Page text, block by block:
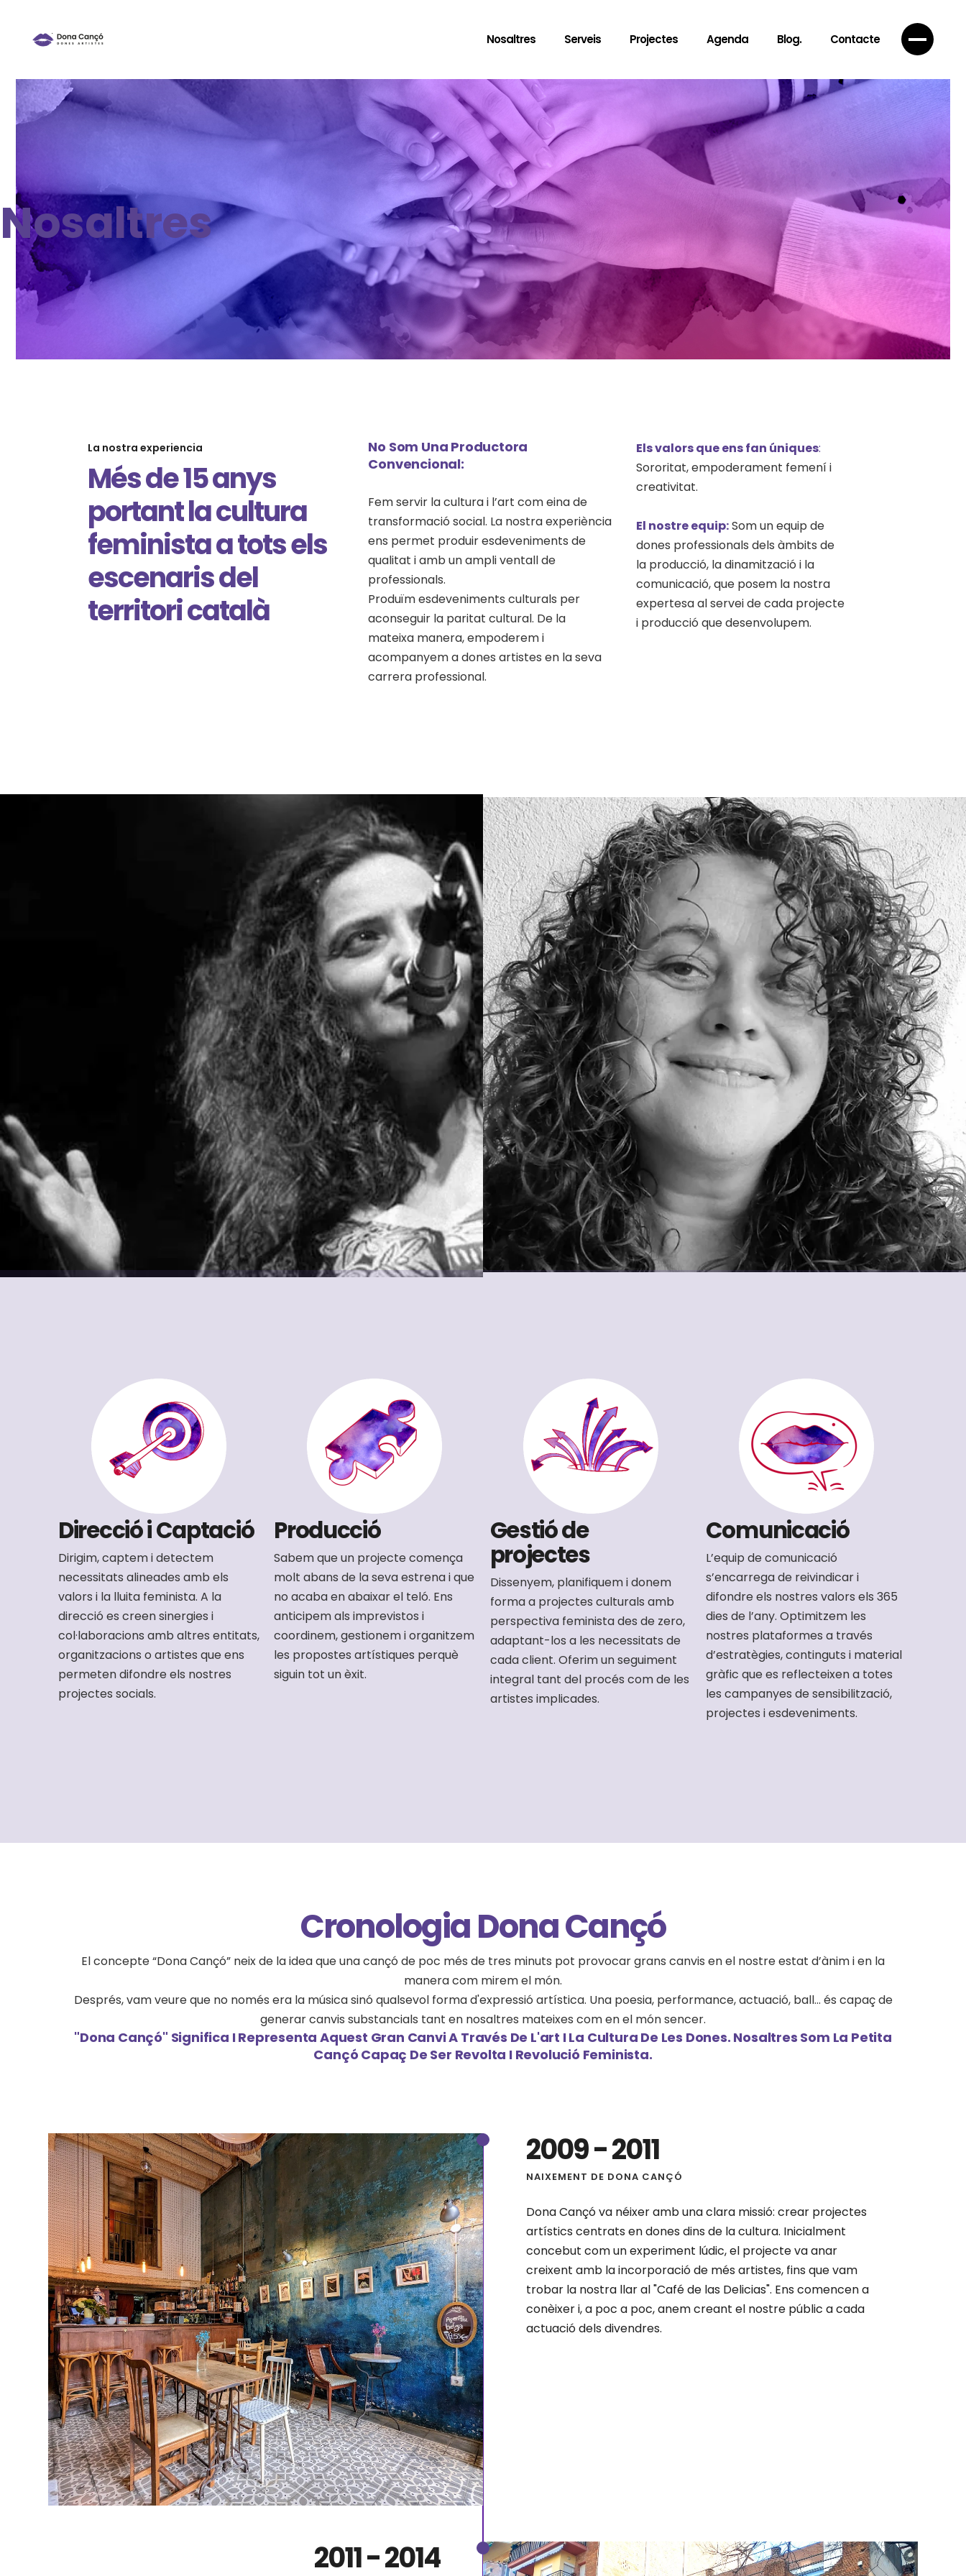
Nosaltres Serveis Projectes Agenda Blog. Contacte
Nosaltres
La nostra experiencia
Més de 15 anys
portant la cultura
feminista a tots els
escenaris del
territori català
No Som Una Productora
Convencional:
Fem servir la cultura i l’art com eina de
transformació social. La nostra experiència
ens permet produir esdeveniments de
qualitat i amb un ampli ventall de
professionals.
Produïm esdeveniments culturals per
aconseguir la paritat cultural. De la
mateixa manera, empoderem i
acompanyem a dones artistes en la seva
carrera professional.
Els valors que ens fan úniques:
Sororitat, empoderament femení i
creativitat.
El nostre equip:Som un equip de
dones professionals dels àmbits de
la producció, la dinamització i la
comunicació, que posem la nostra
expertesa al servei de cada projecte
i producció que desenvolupem.
Alicia Martel
Founder i CEO
Mònica Fornas
Directora de Producció
Direcció i Captació
Dirigim, captem i detectem
necessitats alineades amb els
valors i la lluita feminista. A la
direcció es creen sinergies i
col·laboracions amb altres entitats,
organitzacions o artistes que ens
permeten difondre els nostres
projectes socials.
Producció
Sabem que un projecte comença
molt abans de la seva estrena i que
no acaba en abaixar el teló. Ens
anticipem als imprevistos i
coordinem, gestionem i organitzem
les propostes artístiques perquè
siguin tot un èxit.
Gestió de
projectes
Dissenyem, planifiquem i donem
forma a projectes culturals amb
perspectiva feminista des de zero,
adaptant-los a les necessitats de
cada client. Oferim un seguiment
integral tant del procés com de les
artistes implicades.
Comunicació
L’equip de comunicació
s’encarrega de reivindicar i
difondre els nostres valors els 365
dies de l’any. Optimitzem les
nostres plataformes a través
d’estratègies, continguts i material
gràfic que es reflecteixen a totes
les campanyes de sensibilització,
projectes i esdeveniments.
Cronologia Dona Cançó
El concepte “Dona Cançó” neix de la idea que una cançó de poc més de tres minuts pot provocar grans canvis en el nostre estat d’ànim i en la
manera com mirem el món.
Després, vam veure que no només era la música sinó qualsevol forma d'expressió artística. Una poesia, performance, actuació, ball... és capaç de
generar canvis substancials tant en nosaltres mateixes com en el món sencer.
"Dona Cançó" Significa I Representa Aquest Gran Canvi A Través De L'art I La Cultura De Les Dones. Nosaltres Som La Petita
Cançó Capaç De Ser Revolta I Revolució Feminista.
2009 - 2011
NAIXEMENT DE DONA CANÇÓ
Dona Cançó va néixer amb una clara missió: crear projectes
artístics centrats en dones dins de la cultura. Inicialment
concebut com un experiment lúdic, el projecte va anar
creixent amb la incorporació de més artistes, fins que vam
trobar la nostra llar al "Café de las Delicias". Ens comencen a
conèixer i, a poc a poc, anem creant el nostre públic a cada
actuació dels divendres.
2011 - 2014